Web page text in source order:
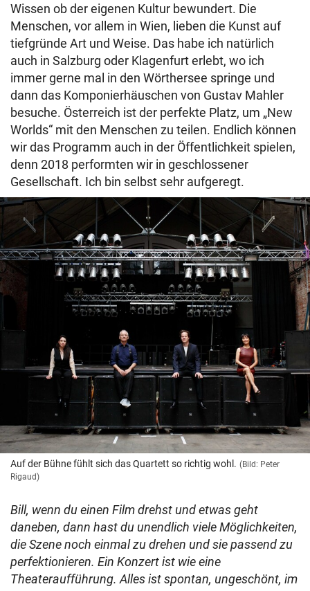
Wissen ob der eigenen Kultur bewundert. Die
Menschen, vor allem in Wien, lieben die Kunst auf
tiefgründe Art und Weise. Das habe ich natürlich
auch in Salzburg oder Klagenfurt erlebt, wo ich
immer gerne mal in den Wörthersee springe und
dann das Komponierhäuschen von Gustav Mahler
besuche. Österreich ist der perfekte Platz, um „New
Worlds“ mit den Menschen zu teilen. Endlich können
wir das Programm auch in der Öffentlichkeit spielen,
denn 2018 performten wir in geschlossener
Gesellschaft. Ich bin selbst sehr aufgeregt.
Auf der Bühne fühlt sich das Quartett so richtig wohl. (Bild: Peter
Rigaud)
Bill, wenn du einen Film drehst und etwas geht
daneben, dann hast du unendlich viele Möglichkeiten,
die Szene noch einmal zu drehen und sie passend zu
perfektionieren. Ein Konzert ist wie eine
Theateraufführung. Alles ist spontan, ungeschönt, im